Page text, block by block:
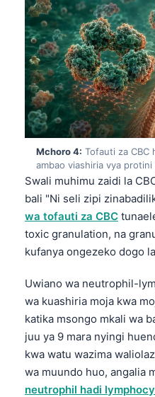
Mchoro 4: Tofauti za CBC
ambao viashiria vya
Swali muhimu zaidi la
bali "Ni seli zipi
wa tofauti za CBC
toxic granulation, na
kufanya ongezeko dogo
Uwiano wa neutrophil-
wa kuashiria moja kwa
katika msongo mkali wa
juu ya 9 mara nyingi
kwa watu wazima
wa muundo huo, angalia
neutrophil hadi